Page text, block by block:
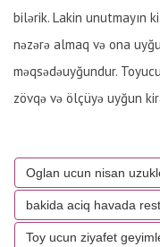
bilərik. Lakin unutmayın
nəzərə almaq və ona
məqsədəuyğundur.
zövqə və ölçüyə uyğun
Oglan ucun nisan
bakida aciq havada
Toy ucun ziyafet